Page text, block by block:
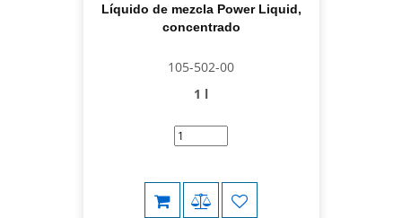
Líquido de mezcla Power Liquid,
concentrado
105-502-00
1 l